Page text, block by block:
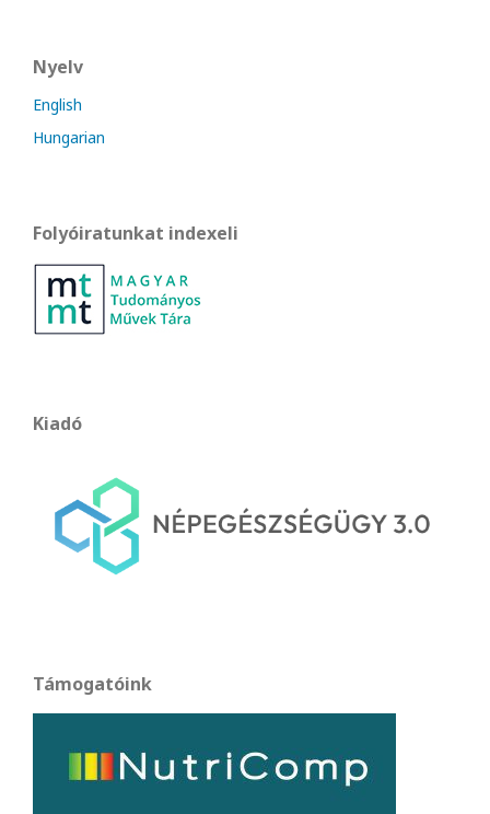
Nyelv
English
Hungarian
Folyóiratunkat indexeli
Kiadó
Támogatóink